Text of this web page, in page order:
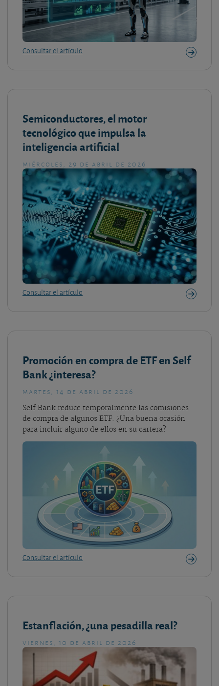
Consultar el artículo
Semiconductores, el motor
tecnológico que impulsa la
inteligencia artificial
miércoles, 29 de abril de 2026
Consultar el artículo
Promoción en compra de ETF en Self
Bank ¿interesa?
martes, 14 de abril de 2026
Self Bank reduce temporalmente las comisiones
de compra de algunos ETF. ¿Una buena ocasión
para incluir alguno de ellos en su cartera?
Consultar el artículo
Estanflación, ¿una pesadilla real?
viernes, 10 de abril de 2026